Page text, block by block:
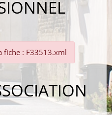
fiche : F33513.xml